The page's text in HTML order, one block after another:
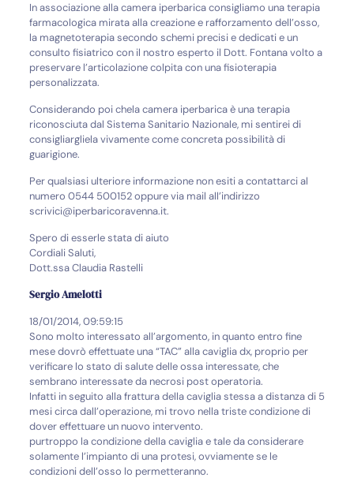
In associazione alla camera iperbarica consigliamo una terapia
farmacologica mirata alla creazione e rafforzamento dell’osso,
la magnetoterapia secondo schemi precisi e dedicati e un
consulto fisiatrico con il nostro esperto il Dott. Fontana volto a
preservare l’articolazione colpita con una fisioterapia
personalizzata.
Considerando poi chela camera iperbarica è una terapia
riconosciuta dal Sistema Sanitario Nazionale, mi sentirei di
consigliargliela vivamente come concreta possibilità di
guarigione.
Per qualsiasi ulteriore informazione non esiti a contattarci al
numero 0544 500152 oppure via mail all’indirizzo
scrivici@iperbaricoravenna.it.
Spero di esserle stata di aiuto
Cordiali Saluti,
Dott.ssa Claudia Rastelli
Sergio Amelotti
18/01/2014, 09:59:15
Sono molto interessato all’argomento, in quanto entro fine
mese dovrò effettuate una “TAC” alla caviglia dx, proprio per
verificare lo stato di salute delle ossa interessate, che
sembrano interessate da necrosi post operatoria.
Infatti in seguito alla frattura della caviglia stessa a distanza di 5
mesi circa dall’operazione, mi trovo nella triste condizione di
dover effettuare un nuovo intervento.
purtroppo la condizione della caviglia e tale da considerare
solamente l’impianto di una protesi, ovviamente se le
condizioni dell’osso lo permetteranno.